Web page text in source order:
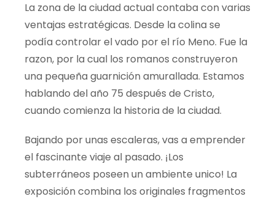
La zona de la ciudad actual contaba con varias
ventajas estratégicas. Desde la colina se
podía controlar el vado por el río Meno. Fue la
razon, por la cual los romanos construyeron
una pequeña guarnición amurallada. Estamos
hablando del año 75 después de Cristo,
cuando comienza la historia de la ciudad.
Bajando por unas escaleras, vas a emprender
el fascinante viaje al pasado. ¡Los
subterráneos poseen un ambiente unico! La
exposición combina los originales fragmentos